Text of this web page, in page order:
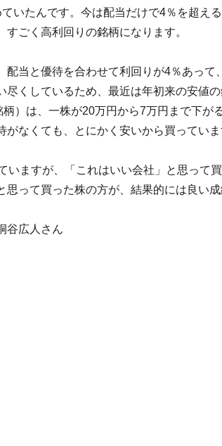
いたんです。今は配当だけで4％を超え
すごく高利回りの銘柄になります。
配当と優待を合わせて利回りが4％あって
尽くしているため、最近は年初来の安値
柄）は、一株が20万円から7万円まで下が
がなくても、とにかく安いから買っていま
いますが、「これはいい会社」と思って
思って買った株の方が、結果的には良い
谷広人さん